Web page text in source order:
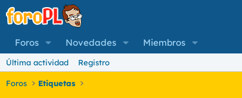
Foros Novedades Miembros
Última actividad Registro
Foros Etiquetas